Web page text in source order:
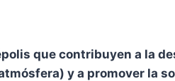
que contribuyen a la
y a promover la